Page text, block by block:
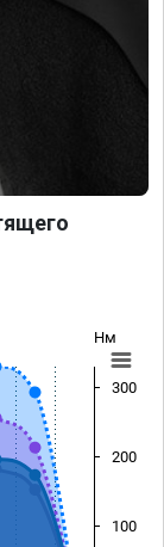
Нм
100
200
300